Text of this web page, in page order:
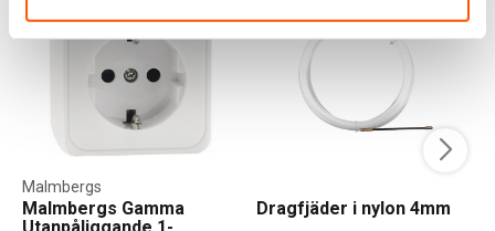
Malmbergs Gamma
Malmbergs
Dragfjäder i nylon 4mm